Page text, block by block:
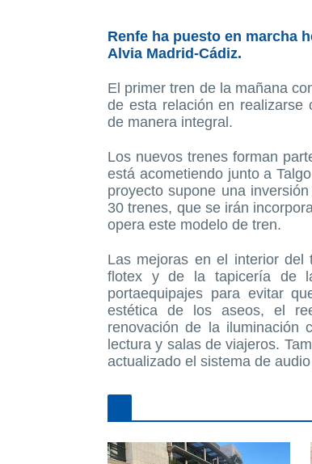
Renfe ha puesto en marcha
Alvia Madrid-Cádiz.
El primer tren de la mañana
de esta relación en realizarse
de manera integral.
Los nuevos trenes forman
está acometiendo junto a
proyecto supone una
30 trenes, que se irán
opera este modelo de tren.
Las mejoras en el interior
flotex y de la tapicería de
portaequipajes para evitar
estética de los aseos, el
renovación de la iluminación
lectura y salas de viajeros.
actualizado el sistema de